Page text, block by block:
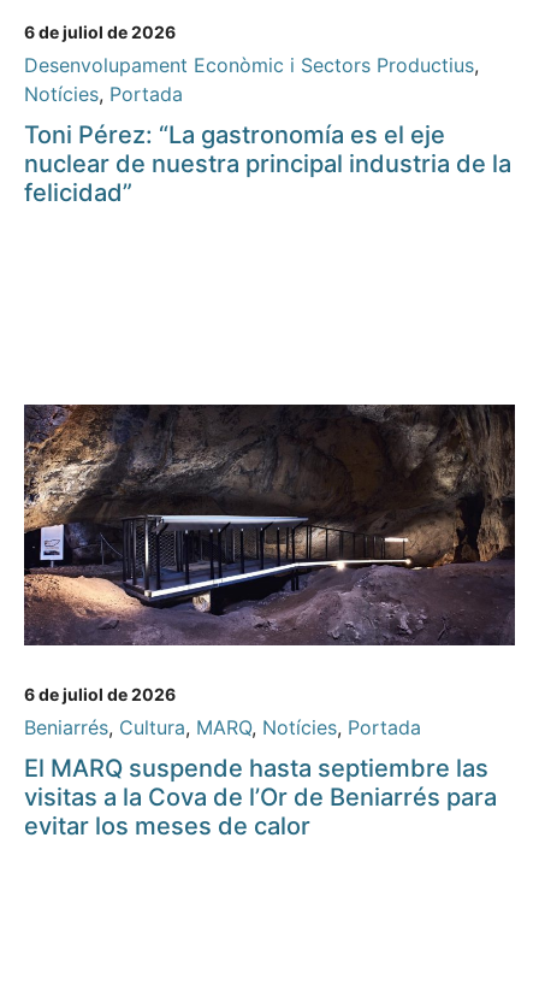
6 de juliol de 2026
Desenvolupament Econòmic i Sectors Productius,
Notícies, Portada
Toni Pérez: “La gastronomía es el eje
nuclear de nuestra principal industria de la
felicidad”
6 de juliol de 2026
Beniarrés, Cultura, MARQ, Notícies, Portada
El MARQ suspende hasta septiembre las
visitas a la Cova de l’Or de Beniarrés para
evitar los meses de calor